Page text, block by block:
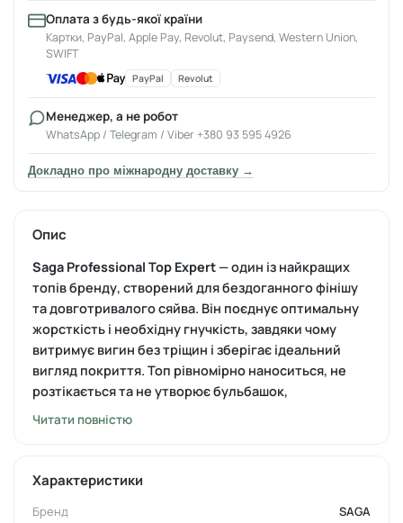
Оплата з будь-якої країни
Картки, PayPal, Apple Pay, Revolut, Paysend, Western Union,
SWIFT
PayPal Revolut
Менеджер, а не робот
WhatsApp / Telegram / Viber +380 93 595 4926
Докладно про міжнародну доставку →
Опис
Saga Professional Top Expert— один із найкращих
топів бренду, створений для бездоганного фінішу
та довготривалого сяйва. Він поєднує оптимальну
жорсткість і необхідну гнучкість, завдяки чому
витримує вигин без тріщин і зберігає ідеальний
вигляд покриття. Топ рівномірно наноситься, не
розтікається та не утворює бульбашок,
забезпечуючи дзеркальний блиск протягом
Читати повністю
Характеристики
Бренд
SAGA